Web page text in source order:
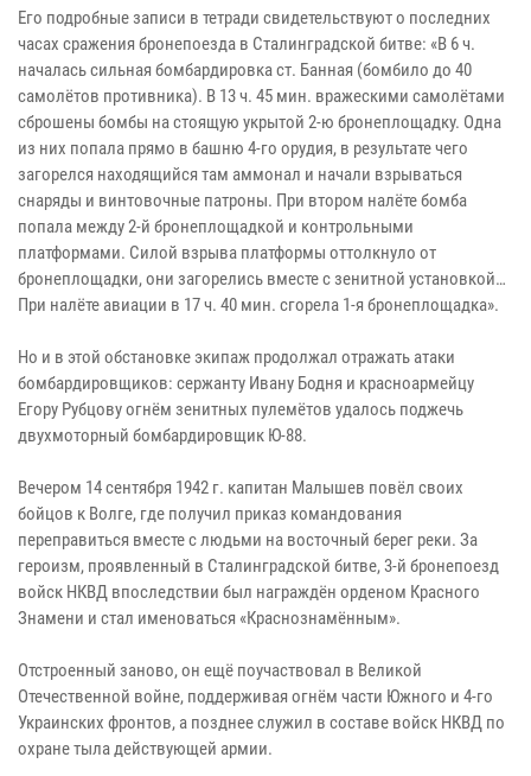
Его подробные записи в тетради свидетельствуют о последних
часах сражения бронепоезда в Сталинградской битве: «В 6 ч.
началась сильная бомбардировка ст. Банная (бомбило до 40
самолётов противника). В 13 ч. 45 мин. вражескими самолётами
сброшены бомбы на стоящую укрытой 2-ю бронеплощадку. Одна
из них попала прямо в башню 4-го орудия, в результате чего
загорелся находящийся там аммонал и начали взрываться
снаряды и винтовочные патроны. При втором налёте бомба
попала между 2-й бронеплощадкой и контрольными
платформами. Силой взрыва платформы оттолкнуло от
бронеплощадки, они загорелись вместе с зенитной установкой…
При налёте авиации в 17 ч. 40 мин. сгорела 1-я бронеплощадка».
Но и в этой обстановке экипаж продолжал отражать атаки
бомбардировщиков: сержанту Ивану Бодня и красноармейцу
Егору Рубцову огнём зенитных пулемётов удалось поджечь
двухмоторный бомбардировщик Ю-88.
Вечером 14 сентября 1942 г. капитан Малышев повёл своих
бойцов к Волге, где получил приказ командования
переправиться вместе с людьми на восточный берег реки. За
героизм, проявленный в Сталинградской битве, 3-й бронепоезд
войск НКВД впоследствии был награждён орденом Красного
Знамени и стал именоваться «Краснознамённым».
Отстроенный заново, он ещё поучаствовал в Великой
Отечественной войне, поддерживая огнём части Южного и 4-го
Украинских фронтов, а позднее служил в составе войск НКВД по
охране тыла действующей армии.